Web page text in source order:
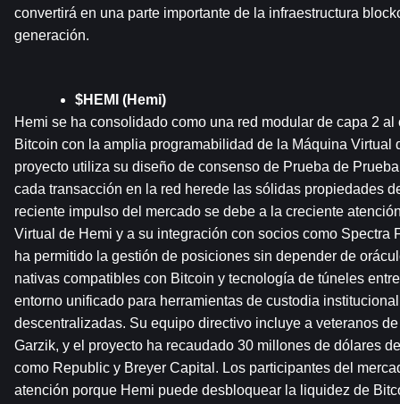
convertirá en una parte importante de la infraestructura
generación.
$HEMI (Hemi)
Hemi se ha consolidado como una red modular de capa 2
Bitcoin con la amplia programabilidad de la Máquina Virtual
proyecto utiliza su diseño de consenso de Prueba de
cada transacción en la red herede las sólidas propiedades
reciente impulso del mercado se debe a la creciente
Virtual de Hemi y a su integración con socios como Spectra
ha permitido la gestión de posiciones sin depender de
nativas compatibles con Bitcoin y tecnología de túneles
entorno unificado para herramientas de custodia
descentralizadas. Su equipo directivo incluye a veteranos
Garzik, y el proyecto ha recaudado 30 millones de dólares
como Republic y Breyer Capital. Los participantes del
atención porque Hemi puede desbloquear la liquidez de